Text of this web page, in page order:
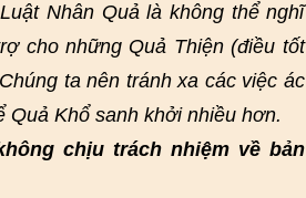
Nhân Quả là không thể nghĩ
cho những Quả Thiện (điều tốt
ta nên tránh xa các việc ác
Quả Khổ sanh khởi nhiều hơn.
chịu trách nhiệm về bản